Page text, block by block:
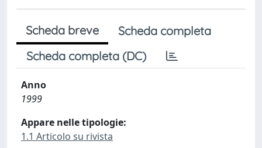
Scheda breve
Scheda completa
Scheda completa (DC)
Anno
1999
Appare nelle tipologie:
1.1 Articolo su rivista